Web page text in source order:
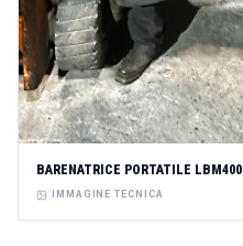
BARENATRICE PORTATILE LBM400
IMMAGINE TECNICA